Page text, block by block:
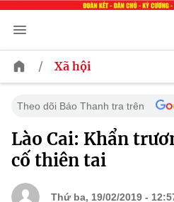
/ Xã hội
Theo dõi Báo Thanh tra trên
Lào Cai: Khẩn
cố thiên tai
Thứ ba, 19/02/2019 -